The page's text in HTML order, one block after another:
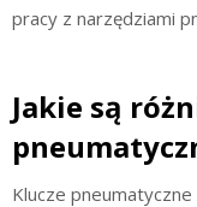
pracy z narzędziami
Jakie są
Klucze